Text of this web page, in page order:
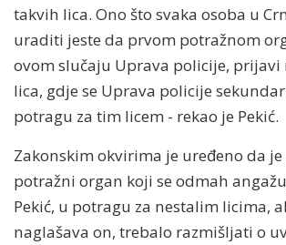
takvih lica. Ono što svaka osoba u
uraditi jeste da prvom potražnom
ovom slučaju Uprava policije, prijavi
lica, gdje se Uprava policije
potragu za tim licem - rekao je Pekić.
Zakonskim okvirima je uređeno da
potražni organ koji se odmah
Pekić, u potragu za nestalim licima,
naglašava on, trebalo razmišljati o